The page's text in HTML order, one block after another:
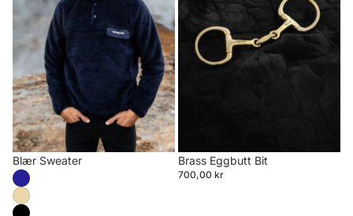
Blær Sweater Brass Eggbutt Bit
700,00 kr